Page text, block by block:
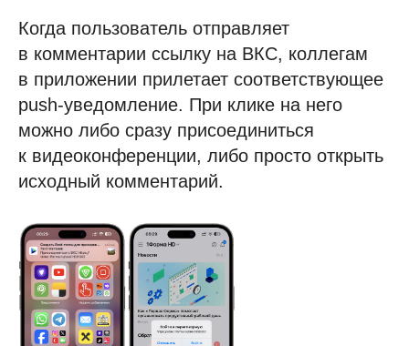
Когда пользователь отправляет
в комментарии ссылку на ВКС, коллегам
в приложении прилетает соответствующее
push-уведомление. При клике на него
можно либо сразу присоединиться
к видеоконференции, либо просто открыть
исходный комментарий.